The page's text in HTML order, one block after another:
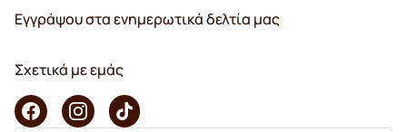
Εγγράψου στα ενημερωτικά δελτία μας
Σχετικά με εμάς